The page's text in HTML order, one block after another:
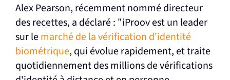
Alex Pearson, récemment nommé directeur
des recettes, a déclaré : "iProov est un leader
sur lemarché de la vérification d'identité
biométrique, qui évolue rapidement, et traite
quotidiennement des millions de vérifications